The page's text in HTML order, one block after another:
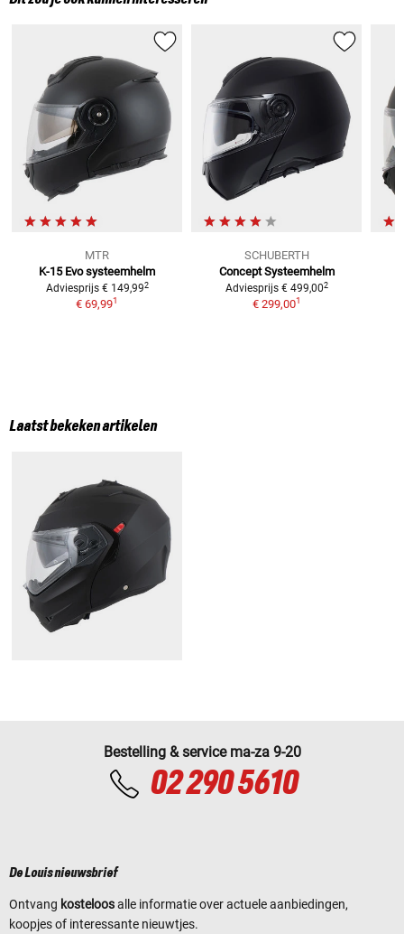
MTR
K-15 Evo systeemhelm
Adviesprijs € 149,992
€ 69,991
SCHUBERTH
Concept Systeemhelm
Adviesprijs € 499,002
€ 299,001
Laatst bekeken artikelen
Bestelling & service ma-za 9-20
02 290 5610
De Louis nieuwsbrief
Ontvang kosteloosalle informatie over actuele aanbiedingen,
koopjes of interessante nieuwtjes.